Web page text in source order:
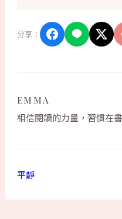
分享：
EMMA
相信閱讀的力量，習慣在
平靜